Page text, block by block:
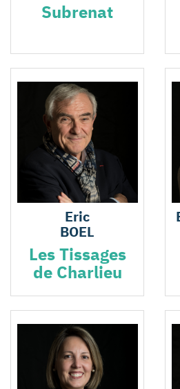
Subrenat
Eric
BOEL
Les Tissages
de Charlieu